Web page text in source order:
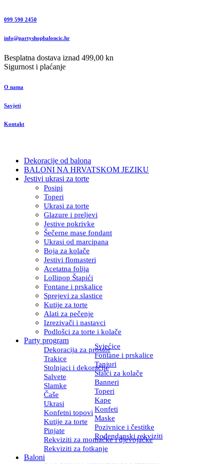
099 590 2450
info@partyshopbaloncic.hr
Besplatna dostava iznad 499,00 kn
Sigurnost i plaćanje
O nama
Savjeti
Kontakt
Dekoracije od balona
BALONI NA HRVATSKOM JEZIKU
Jestivi ukrasi za torte
Posipi
Toperi
Ukrasi za torte
Glazure i preljevi
Jestive pokrivke
Šečerne mase fondant
Ukrasi od marcipana
Boja za kolače
Jestivi flomasteri
Acetatna folija
Lollipop Štapići
Fontane i prskalice
Sprejevi za slastice
Kutije za torte
Alati za pečenje
Izrezivači i nastavci
Podlošci za torte i kolače
Party program
Dekoracija za prostor
Svjećice
Trakice
Fontane i prskalice
Stolnjaci i dekoracije
Tanjuri
Salvete
Stalci za kolače
Slamke
Banneri
Čaše
Toperi
Ukrasi
Kape
Konfetni topovi Konfeti
Kutije za torte
Maske
Pinjate
Pozivnice i čestitke
Rekviziti za momačke i djevojačke
Rođendanski rekviziti
Rekviziti za fotkanje
Baloni